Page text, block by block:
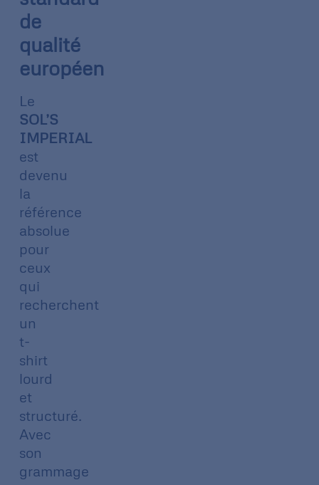
de
qualité
européen
Le
SOL’S
IMPERIAL
est
devenu
la
référence
absolue
pour
ceux
qui
recherchent
un
t-
shirt
lourd
et
structuré.
Avec
son
grammage